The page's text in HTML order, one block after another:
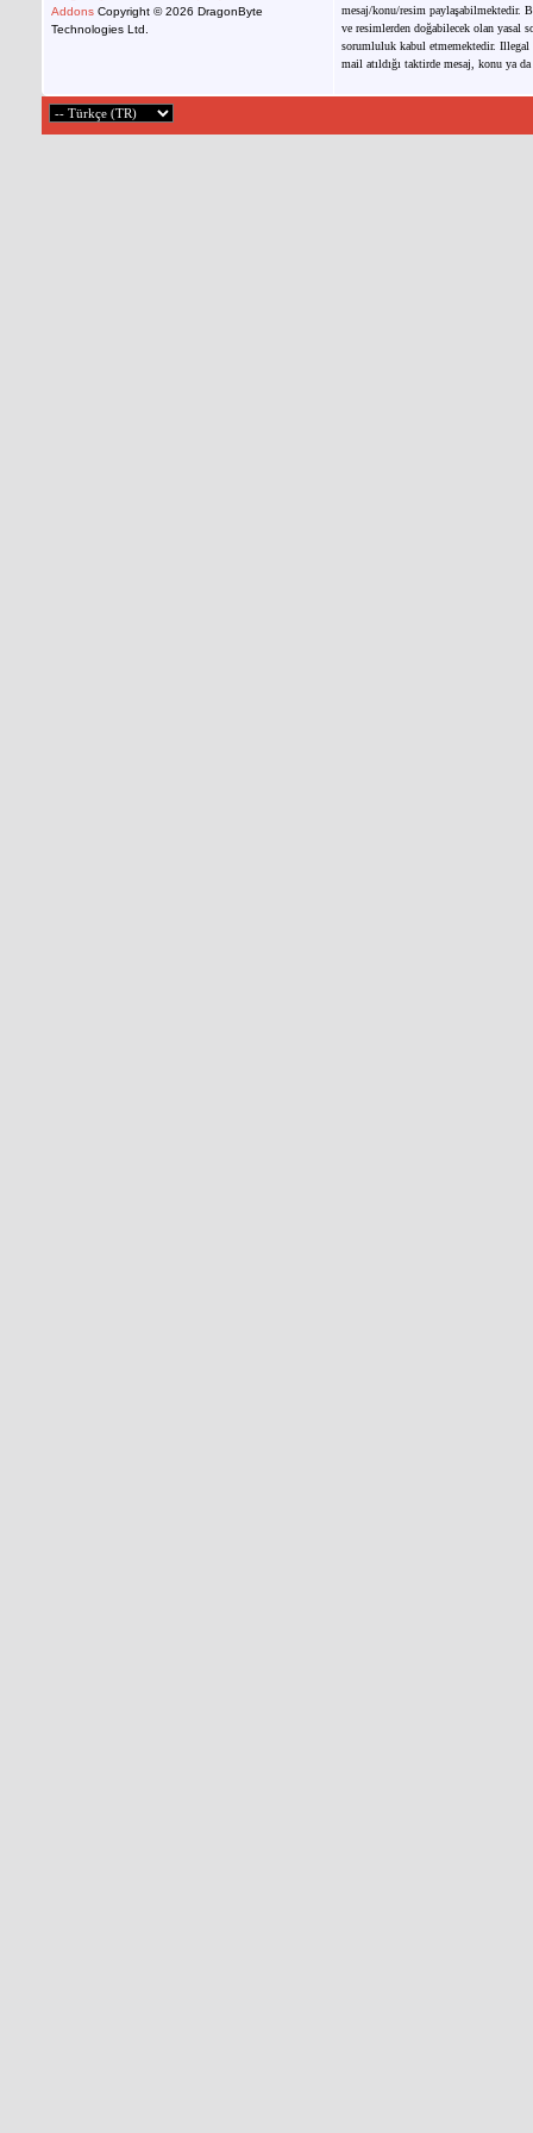
Addons Copyright © 2026 DragonByte
Technologies Ltd.
mesaj/konu/resim paylaşabilmektedir.
ve resimlerden doğabilecek olan yasal
sorumluluk kabul etmemektedir.
mail atıldığı taktirde mesaj, konu ya